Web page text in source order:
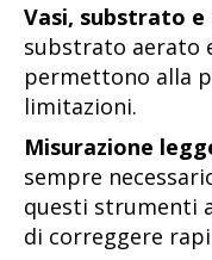
Vasi, substrato
substrato aerato
permettono alla
limitazioni.
Misurazione
sempre
questi strumenti
di correggere